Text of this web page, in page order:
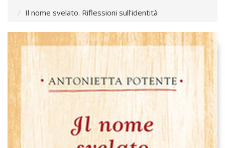
Il nome svelato. Riflessioni sull'identità